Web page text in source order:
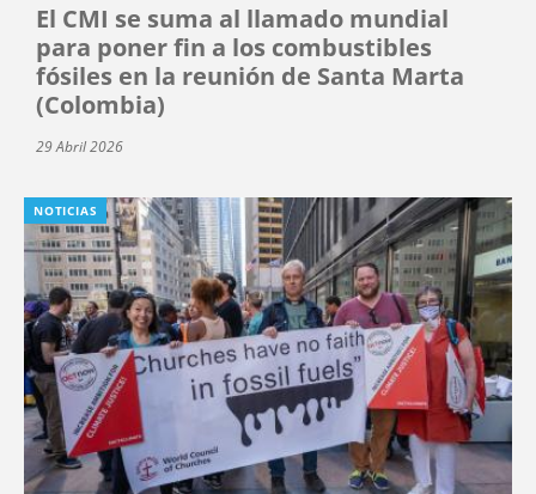
El CMI se suma al llamado mundial
para poner fin a los combustibles
fósiles en la reunión de Santa Marta
(Colombia)
29 Abril 2026
NOTICIAS